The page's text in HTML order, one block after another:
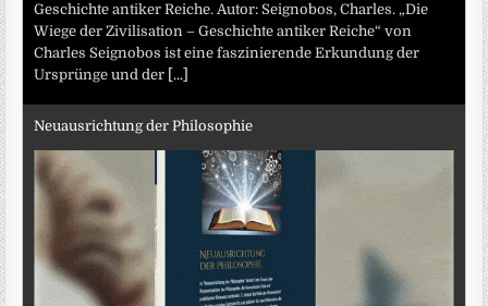
Geschichte antiker Reiche. Autor: Seignobos, Charles. „Die
Wiege der Zivilisation – Geschichte antiker Reiche“ von
Charles Seignobos ist eine faszinierende Erkundung der
Ursprünge und der [...]
Neuausrichtung der Philosophie